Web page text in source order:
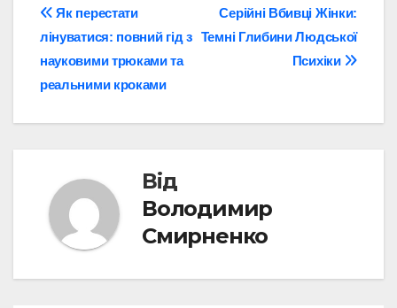
Навігація
записів
Серійні Вбивці Жінки:
Темні Глибини Людської
Психіки
Як перестати
лінуватися: повний гід з
науковими трюками та
реальними кроками
Від
Володимир
Смирненко